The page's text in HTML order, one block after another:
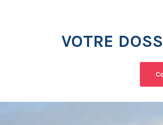
VOTRE